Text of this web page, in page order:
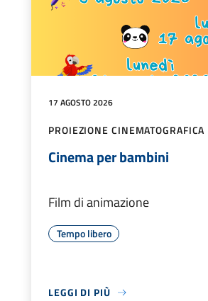
17 AGOSTO 2026
PROIEZIONE CINEMATOGRAFICA
Cinema per bambini
Film di animazione
Tempo libero
LEGGI DI PIÙ